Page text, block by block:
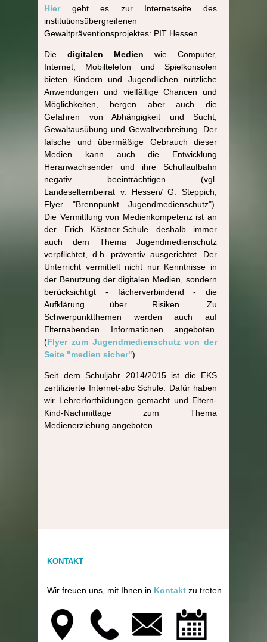
Hiergeht es zur Internetseite des
institutionsübergreifenen
Gewaltpräventionsprojektes: PIT Hessen.
Die digitalen Medien wie Computer,
Internet, Mobiltelefon und Spielkonsolen
bieten Kindern und Jugendlichen nützliche
Anwendungen und vielfältige Chancen und
Möglichkeiten, bergen aber auch die
Gefahren von Abhängigkeit und Sucht,
Gewaltausübung und Gewaltverbreitung. Der
falsche und übermäßige Gebrauch dieser
Medien kann auch die Entwicklung
Heranwachsender und ihre Schullaufbahn
negativ beeinträchtigen (vgl.
Landeselternbeirat v. Hessen/ G. Steppich,
Flyer "Brennpunkt Jugendmedienschutz").
Die Vermittlung von Medienkompetenz ist an
der Erich Kästner-Schule deshalb immer
auch dem Thema Jugendmedienschutz
verpflichtet, d.h. präventiv ausgerichtet. Der
Unterricht vermittelt nicht nur Kenntnisse in
der Benutzung der digitalen Medien, sondern
berücksichtigt - fächerverbindend - die
Aufklärung über Risiken. Zu
Schwerpunktthemen werden auch auf
Elternabenden Informationen angeboten.
(Flyer zum Jugendmedienschutz von der
Seite "medien sicher")
Seit dem Schuljahr 2014/2015 ist die EKS
zertifizierte Internet-abc Schule. Dafür haben
wir Lehrerfortbildungen gemacht und Eltern-
Kind-Nachmittage zum Thema
Medienerziehung angeboten.
KONTAKT
Wir freuen uns, mit Ihnen in Kontakt zu treten.